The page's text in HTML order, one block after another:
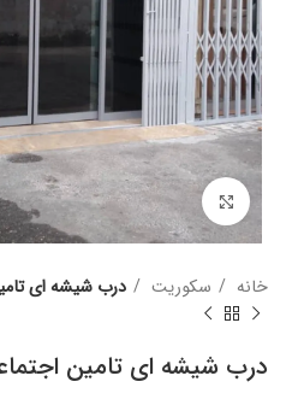
برای بزرگنمایی کلیک کنید
خانه سکوریت درب شیشه ای
درب شیشه ای تامین